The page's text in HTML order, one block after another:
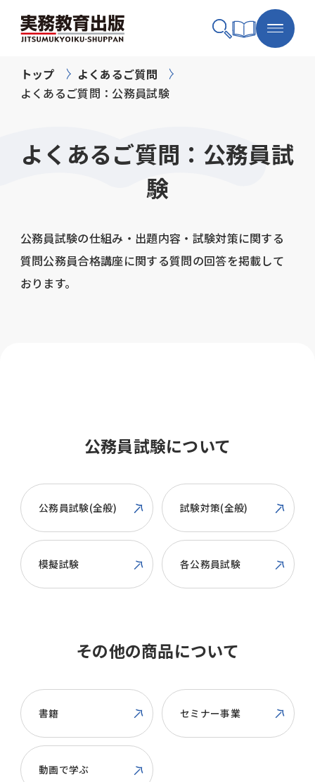
トップ
よくあるご質問
よくあるご質問：公務員試験
よくあるご質問：公務員試
験
公務員試験の仕組み・出題内容・試験対策に関する
質問公務員合格講座に関する質問の回答を掲載して
おります。
公務員試験について
公務員試験(全般) 試験対策(全般)
模擬試験 各公務員試験
その他の商品について
書籍 セミナー事業
動画で学ぶ